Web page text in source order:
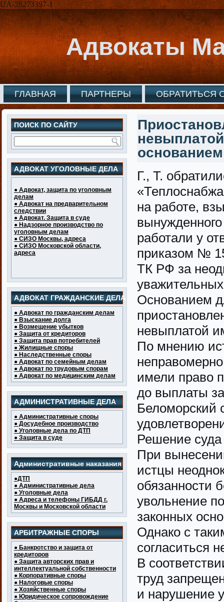
UA-28273397-1
Адвокаты
ГЛАВНАЯ ПАРТНЕРЫ ОБРАТИТЬСЯ
ПОИСК ПО САЙТУ
АДВОКАТ УГОЛОВНЫЕ ДЕЛА
● Адвокат, защита по уголовным
делам
● Адвокат на предварительном
следствии
● Адвокат. Защита в суде
● Надзорное производство по
уголовным делам
● СИЗО Москвы, адреса
● СИЗО Московской области,
адреса
АДВОКАТ ГРАЖДАНСКИЕ ДЕЛА
● Адвокат по гражданским делам
● Взыскание долга
● Возмещение убытков
● Защита от кредиторов
● Защита прав потребителей
● Жилищные споры
● Наследственные споры
● Адвокат по семейным делам
● Адвокат по трудовым спорам
● Адвокат по медицинским делам
АДМИНИСТРАТИВНЫЕ ДЕЛА
● Административные споры
● Досудебное производство
● Уголовные дела по ДТП
● Защита в суде
Административные наказания
●ДТП
● Административные дела
● Уголовные дела
● Адреса и телефоны ГИБДД г.
Москвы и Московской области
АРБИТРАЖНЫЕ СПОРЫ
● Банкротство и защита от
кредиторов
● Защита авторских прав и
интеллектуальной собственности
● Корпоративные споры
● Налоговые споры
● Хозяйственные споры
● Юридическое сопровождение
Г., Т.
на работе,
работали у
приказом №
ТК РФ за
Основанием
невыплатой
По мнению
имели право
до выплаты
Беломорский
Решение
При
истцы
обязанности
увольнение
законных
Однако с
согласиться
В
труд
и нарушение